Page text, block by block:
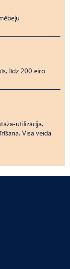
līdz 200 eiro
utilizācija,
Visa veida